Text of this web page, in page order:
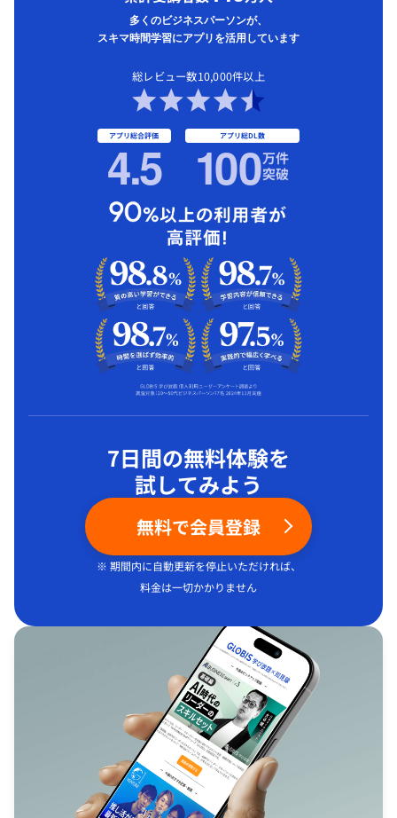
多くのビジネスパーソンが、
スキマ時間学習にアプリを活用しています
総レビュー数10,000件以上
アプリ総合評価
4.5 アプリ総DL数
100万件
突破
7日間の無料体験を
試してみよう
無料で会員登録
※ 期間内に自動更新を停止いただければ、
料金は一切かかりません